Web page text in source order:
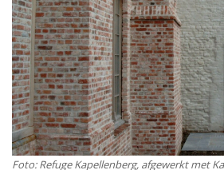
Foto: Refuge Kapellenberg, afgewerkt met